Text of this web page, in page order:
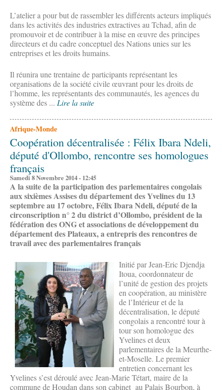
L’atelier a pour but de rassembler les différents acteurs impliqués
dans les activités des industries extractives au Tchad, afin de
promouvoir et de contribuer à la mise en œuvre des principes
directeurs et du cadre conceptuel des Nations unies sur les
entreprises et les droits humains.
Il réunira une trentaine de participants représentant les
organisations de la société civile œuvrant pour les droits de
l’homme, les représentants des communautés, les agences du
système des ... Lire la suite
Afrique-Monde
Coopération décentralisée : Félix Ibara Ndeli,
député d'Ollombo, rencontre ses homologues
français
Samedi 8 Novembre 2014 - 12:45
A la suite de la participation des parlementaires congolais
aux sixièmes Assises du département des Yvelines du 13
septembre au 17 octobre, Félix Ibara Ndeli, député de la
circonscription n° 2 du district d’Ollombo, président de la
fédération des ONG et associations de développement du
département des Plateaux, a entrepris des rencontres de
travail avec des parlementaires français
Initié par Jean-Eric Djendja
Itoua, coordonnateur de
l’unité de gestion des projets
en coopération, au ministère
de l’Intérieur et de la
décentralisation, le député
congolais a rencontré tour à
tour son homologue des
Yvelines et deux
parlementaires de la Meurthe-
et-Moselle. Le premier
entretien concernant les
Yvelines s’est déroulé avec Jean-Marie Tétart, maire de la
commune de Houdan dans son cabinet au Palais Bourbon, à